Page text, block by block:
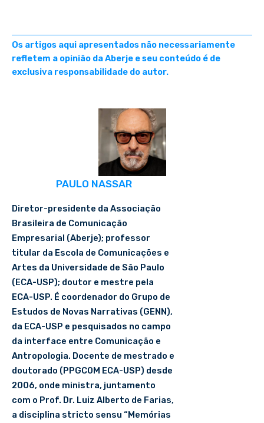
Os artigos aqui apresentados não necessariamente
refletem a opinião da Aberje e seu conteúdo é de
exclusiva responsabilidade do autor.
PAULO NASSAR
Diretor-presidente da Associação
Brasileira de Comunicação
Empresarial (Aberje); professor
titular da Escola de Comunicações e
Artes da Universidade de São Paulo
(ECA-USP); doutor e mestre pela
ECA-USP. É coordenador do Grupo de
Estudos de Novas Narrativas (GENN),
da ECA-USP e pesquisados no campo
da interface entre Comunicação e
Antropologia. Docente de mestrado e
doutorado (PPGCOM ECA-USP) desde
2006, onde ministra, juntamento
com o Prof. Dr. Luiz Alberto de Farias,
a disciplina stricto sensu “Memórias